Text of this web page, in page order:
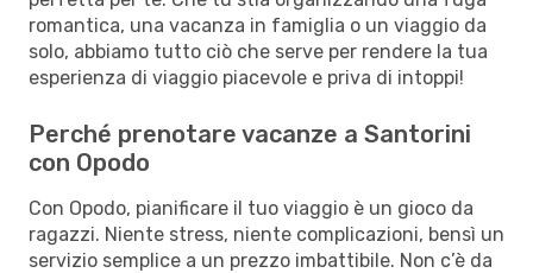
romantica, una vacanza in famiglia o un viaggio da
solo, abbiamo tutto ciò che serve per rendere la tua
esperienza di viaggio piacevole e priva di intoppi!
Perché prenotare vacanze a Santorini
con Opodo
Con Opodo, pianificare il tuo viaggio è un gioco da
ragazzi. Niente stress, niente complicazioni, bensì un
servizio semplice a un prezzo imbattibile. Non c’è da